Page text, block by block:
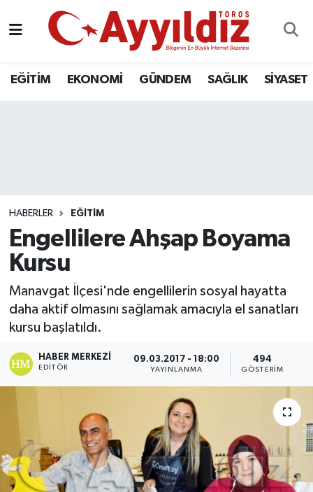
EĞİTİM EKONOMİ GÜNDEM SAĞLIK SİYASET
HABERLER EĞİTİM
Engellilere Ahşap Boyama
Kursu
Manavgat İlçesi'nde engellilerin sosyal hayatta
daha aktif olmasını sağlamak amacıyla el sanatları
kursu başlatıldı.
HABER MERKEZI
EDITÖR
09.03.2017 - 18:00
YAYINLANMA
494
GÖSTERIM